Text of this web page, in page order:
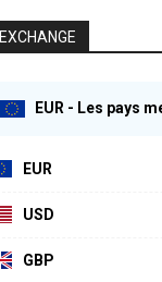
EXCHANGE
EUR - Les pays
EUR
USD
GBP